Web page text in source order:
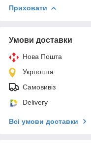
Приховати
Умови доставки
Нова Пошта
Укрпошта
Самовивіз
Delivery
Всі умови доставки